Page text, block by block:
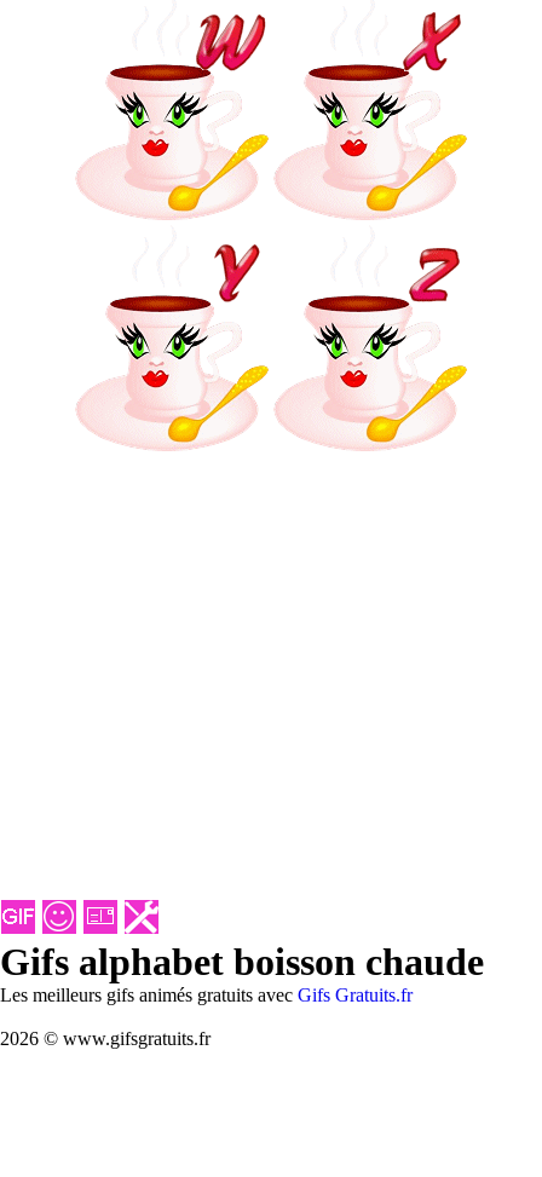
Gifs alphabet boisson chaude
Les meilleurs gifs animés gratuits avec Gifs Gratuits.fr
2026 © www.gifsgratuits.fr